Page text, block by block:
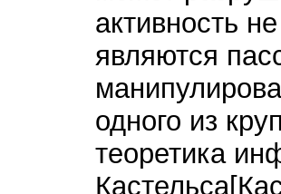
активность
являются
одного из
теоретика